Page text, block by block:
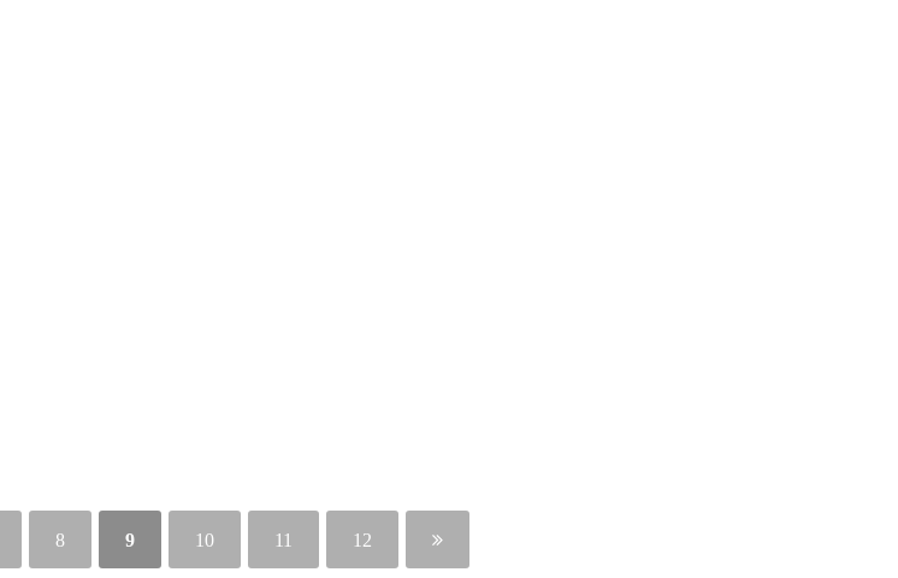
8 9 10 11 12